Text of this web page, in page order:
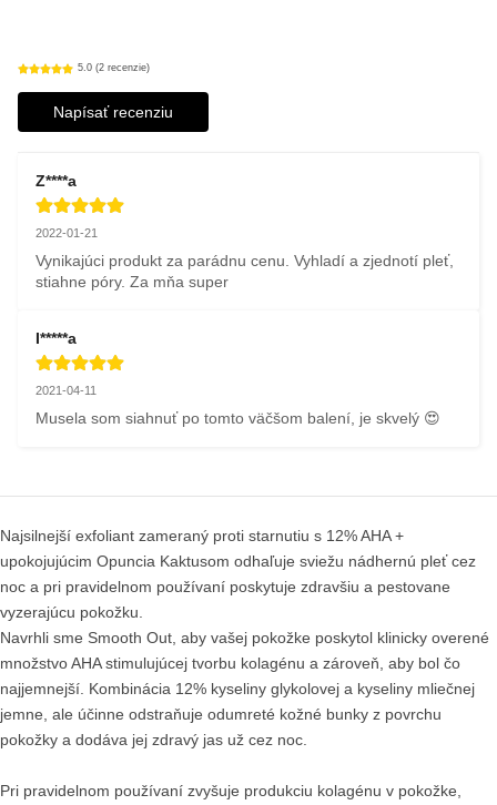
5.0 (2 recenzie)
Napísať recenziu
Z****a
2022-01-21
Vynikajúci produkt za parádnu cenu. Vyhladí a zjednotí pleť,
stiahne póry. Za mňa super
I*****a
2021-04-11
Musela som siahnuť po tomto väčšom balení, je skvelý 😍
Najsilnejší exfoliant zameraný proti starnutiu s 12% AHA +
upokojujúcim Opuncia Kaktusom odhaľuje sviežu nádhernú pleť cez
noc a pri pravidelnom používaní poskytuje zdravšiu a pestovane
vyzerajúcu pokožku.
Navrhli sme Smooth Out, aby vašej pokožke poskytol klinicky overené
množstvo AHA stimulujúcej tvorbu kolagénu a zároveň, aby bol čo
najjemnejší. Kombinácia 12% kyseliny glykolovej a kyseliny mliečnej
jemne, ale účinne odstraňuje odumreté kožné bunky z povrchu
pokožky a dodáva jej zdravý jas už cez noc.
Pri pravidelnom používaní zvyšuje produkciu kolagénu v pokožke,